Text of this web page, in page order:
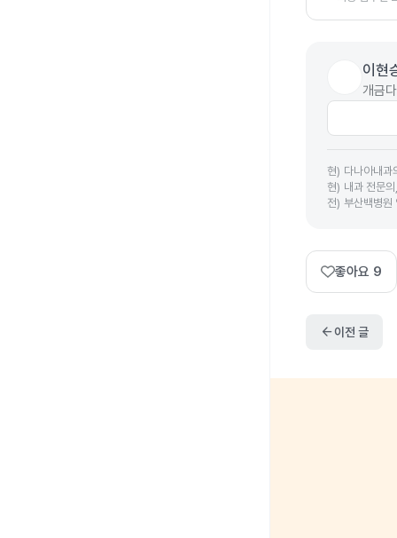
이현
개금
현) 다나아내과
현) 내과 전문
전) 부산백병원
좋아요 9
arrow_back이전 글